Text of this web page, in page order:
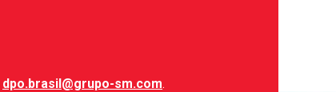
dpo.brasil@grupo-sm.com.